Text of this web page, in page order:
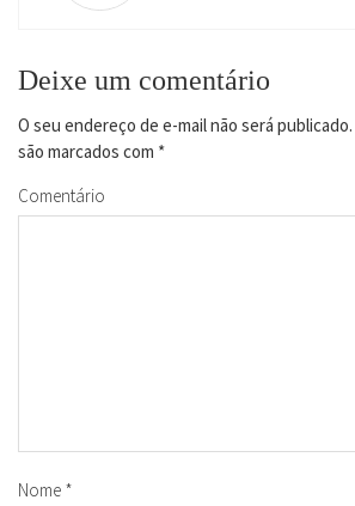
Deixe um comentário
O seu endereço de e-mail não será publicado.
são marcados com *
Comentário
Nome *